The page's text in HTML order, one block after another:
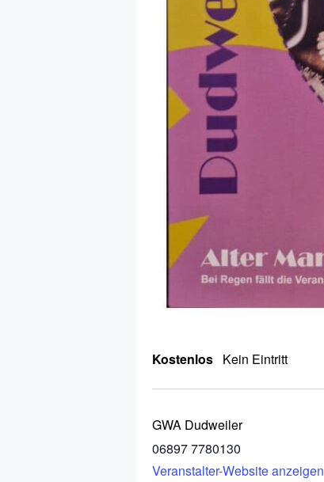
Kostenlos Kein Eintritt
GWA Dudweiler
06897 7780130
Veranstalter-Website anzeigen